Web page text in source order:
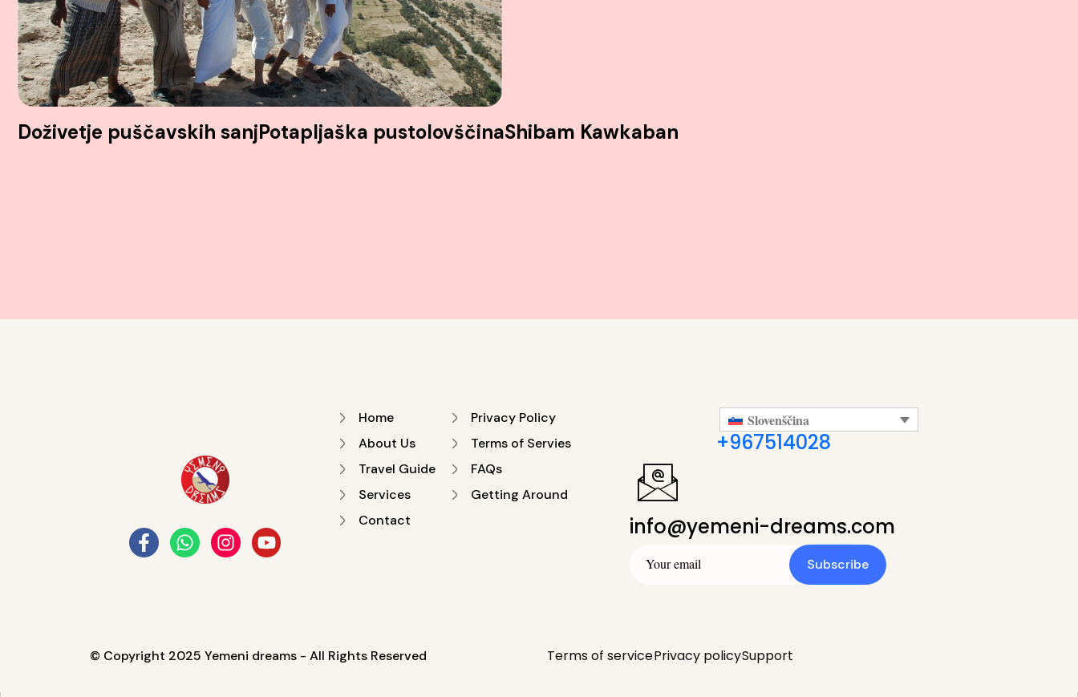
Doživetje puščavskih sanjPotapljaška pustolovščinaShibam Kawkaban
Home
About Us
Travel Guide
Services
Contact
Privacy Policy
Terms of Servies
FAQs
Getting Around
Slovenščina
+967514028
info@yemeni-dreams.com
Subscribe
© Copyright 2025 Yemeni dreams - All Rights Reserved Terms of servicePrivacy policySupport
简体中文(Kitajščina (poenostavljena )) 繁體中文(Kitajščina (tradicionalna) English(Angleščina) Italiano(Italijanski) Français